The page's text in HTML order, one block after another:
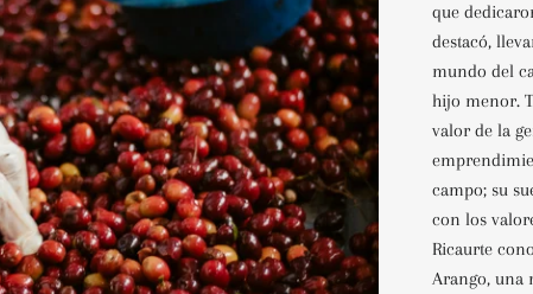
que
destacó,
mundo del
hijo menor.
valor de la
campo; su
con los
Ricaurte
Arango, una